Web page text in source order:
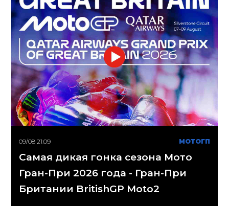
09/08 21:09 МОТОГП
Самая дикая гонка сезона Мото
Гран-При 2026 года - Гран-При
Британии BritishGP Moto2